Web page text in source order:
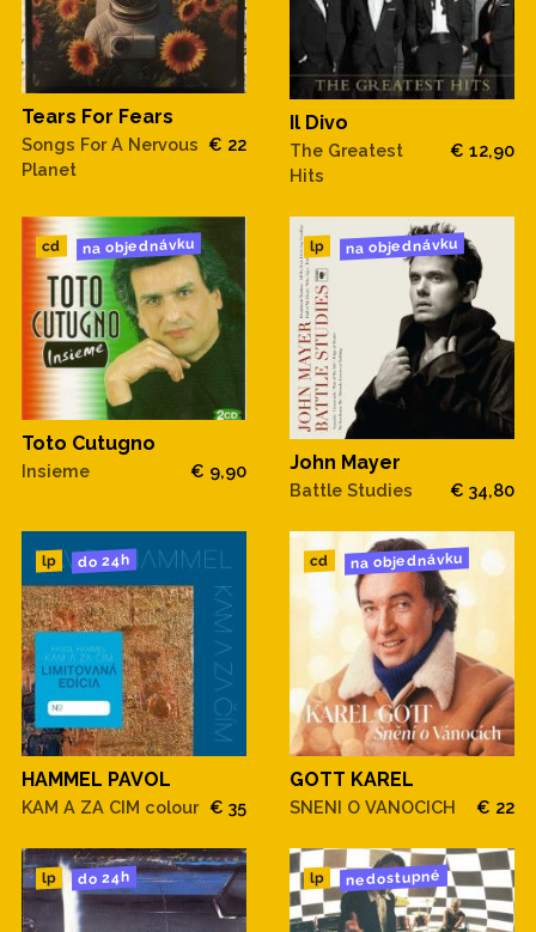
Tears For Fears
Songs For A Nervous
Planet
€ 22
Il Divo
The Greatest
Hits
€ 12,90
cd na objednávku
Toto Cutugno
Insieme € 9,90
lp na objednávku
John Mayer
Battle Studies € 34,80
lp do 24h
HAMMEL PAVOL
KAM A ZA CIM colour € 35
cd na objednávku
GOTT KAREL
SNENI O VANOCICH € 22
lp do 24h lp nedostupné